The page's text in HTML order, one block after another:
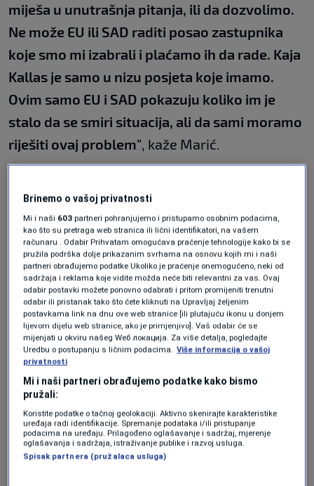
miješa u unutrašnja pitanja, ili da dozvolimo.
Ne može EU ili SAD raditi posao zastupnika
koje smo mi izabrali i plaćamo ih da rade. Kaja
Kallas je samo u nizu posjeta koje imamo.
Ovim samo EU i SAD pokazuju koliko im je
stalo da se smiri situacija, ali da sami moramo
riješiti ovaj problem", kaže Marić.
N1 BiH|N1 BiH
Potom je dodala:
Brinemo o vašoj privatnosti
Mi i naši 603 partneri pohranjujemo i pristupamo osobnim podacima,
kao što su pretraga web stranica ili lični identifikatori, na vašem
računaru . Odabir Prihvatam omogućava praćenje tehnologije kako bi se
pružila podrška dolje prikazanim svrhama na osnovu kojih mi i naši
partneri obrađujemo podatke Ukoliko je praćenje onemogućeno, neki od
sadržaja i reklama koje vidite možda neće biti relevantni za vas. Ovaj
odabir postavki možete ponovno odabrati i pritom promijeniti trenutni
odabir ili pristanak tako što ćete kliknuti na Upravljaj željenim
postavkama link na dnu ove web stranice [ili plutajuću ikonu u donjem
lijevom dijelu web stranice, ako je primjenjivo]. Vaš odabir će se
mijenjati u okviru našeg Wеб локација. Za više detalja, pogledajte
Uredbu o postupanju s ličnim podacima. Više informacija o vašoj
privatnosti
Mi i naši partneri obrađujemo podatke kako bismo
pružali:
Koristite podatke o tačnoj geolokaciji. Aktivno skenirajte karakteristike
uređaja radi identifikacije. Spremanje podataka i/ili pristupanje
podacima na uređaju. Prilagođeno oglašavanje i sadržaj, mjerenje
oglašavanja i sadržaja, istraživanje publike i razvoj usluga.
Spisak partnera (pružalaca usluga)